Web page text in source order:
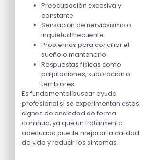
Preocupación excesiva y
constante
Sensación de nerviosismo o
inquietud frecuente
Problemas para conciliar el
sueño o mantenerlo
Respuestas físicas como
palpitaciones, sudoración o
temblores
Es fundamental buscar ayuda
profesional si se experimentan estos
signos de ansiedad de forma
continua, ya que un tratamiento
adecuado puede mejorar la calidad
de vida y reducir los síntomas.